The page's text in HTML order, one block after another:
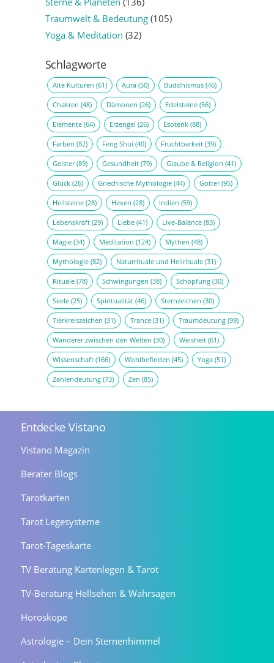
Traumwelt & Bedeutung(105)
Yoga & Meditation (32)
Schlagworte
Alte Kulturen (61) Aura(50) Buddhismus(46)
Chakren (48) Dämonen (26) Edelsteine(56)
Elemente(64) Erzengel (26) Esoterik(88)
Farben (82) Feng Shui (40) Fruchtbarkeit(39)
Geister(89) Gesundheit(79) Glaube & Religion (41)
Glück(26) Griechische Mythologie(44) Götter(95)
Heilsteine(28) Hexen (28) Indien (59)
Lebenskraft(29) Liebe(41) Live-Balance(83)
Magie(34) Meditation (124) Mythen (48)
Mythologie(82) Naturrituale und Heilrituale(31)
Rituale(78) Schwingungen (38) Schöpfung(30)
Seele(25) Spiritualität(46) Sternzeichen (30)
Tierkreiszeichen (31) Trance(31) Traumdeutung(99)
Wanderer zwischen den Welten (30) Weisheit(61)
Wissenschaft(166) Wohlbefinden (45) Yoga(51)
Zahlendeutung(73) Zen (85)
Entdecke Vistano
Vistano Magazin
Berater Blogs
Tarotkarten
Tarot Legesysteme
Tarot-Tageskarte
TV Beratung Kartenlegen & Tarot
TV-Beratung Hellsehen & Wahrsagen
Horoskope
Astrologie – Dein Sternenhimmel